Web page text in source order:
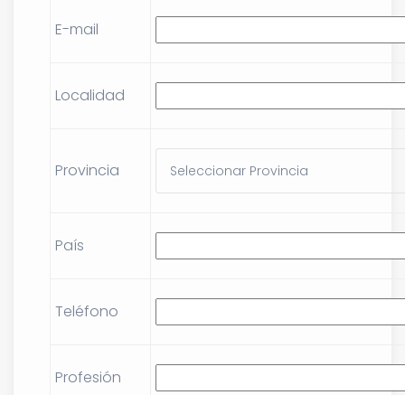
E-mail
Localidad
Provincia
País
Teléfono
Profesión